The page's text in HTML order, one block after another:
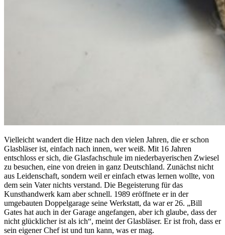
Vielleicht wandert die Hitze nach den vielen Jahren, die er schon
Glasbläser ist, einfach nach innen, wer weiß. Mit 16 Jahren
entschloss er sich, die Glasfachschule im niederbayerischen Zwiesel
zu besuchen, eine von dreien in ganz Deutschland. Zunächst nicht
aus Leidenschaft, sondern weil er einfach etwas lernen wollte, von
dem sein Vater nichts verstand. Die Begeisterung für das
Kunsthandwerk kam aber schnell. 1989 eröffnete er in der
umgebauten Doppelgarage seine Werkstatt, da war er 26. „Bill
Gates hat auch in der Garage angefangen, aber ich glaube, dass der
nicht glücklicher ist als ich“, meint der Glasbläser. Er ist froh, dass er
sein eigener Chef ist und tun kann, was er mag.